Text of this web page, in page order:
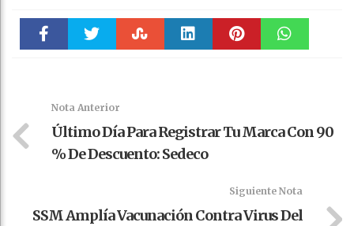
Nota Anterior
Último Día Para Registrar Tu Marca Con 90
% De Descuento: Sedeco
Siguiente Nota
SSM Amplía Vacunación Contra Virus Del